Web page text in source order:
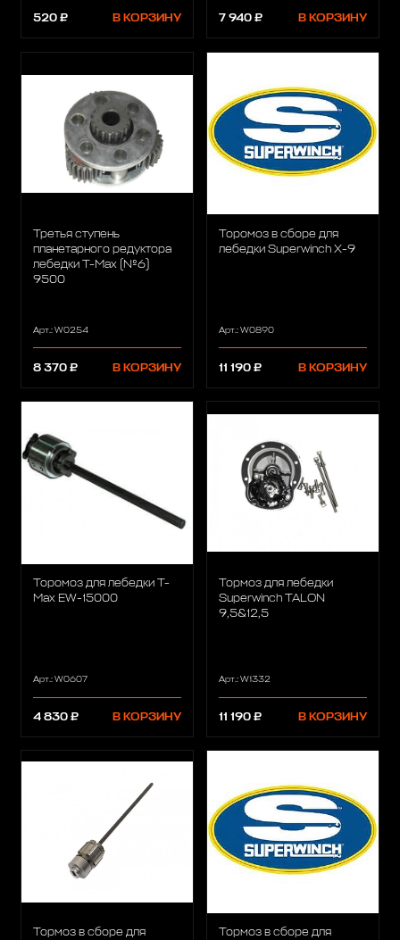
520 ₽ В КОРЗИНУ 7 940 ₽ В КОРЗИНУ
Третья ступень
планетарного редуктора
лебедки T-Max (№6)
9500
Арт.: W0254
8 370 ₽ В КОРЗИНУ
Торомоз в сборе для
лебедки Superwinch X-9
Арт.: W0890
11 190 ₽ В КОРЗИНУ
Торомоз для лебедки T-
Max EW-15000
Арт.: W0607
4 830 ₽ В КОРЗИНУ
Тормоз для лебедки
Superwinch TALON
9,5&12,5
Арт.: W1332
11 190 ₽ В КОРЗИНУ
Тормоз в сборе для
Тормоз в сборе для